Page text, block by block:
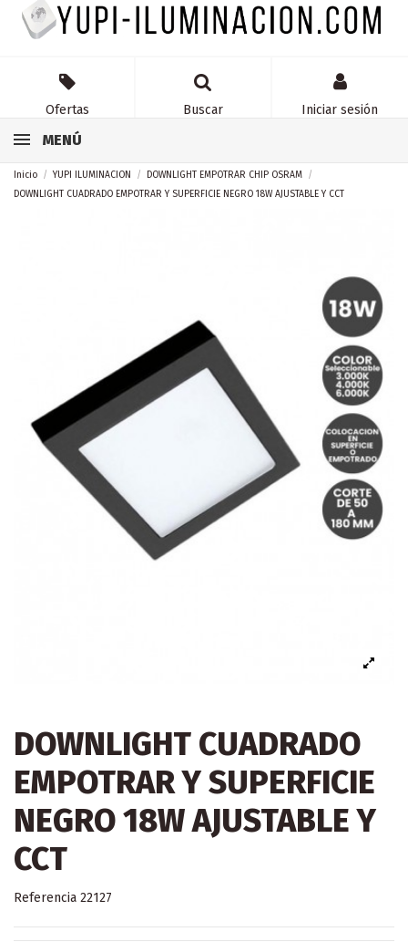
Ofertas Buscar Iniciar sesión
MENÚ
Inicio YUPI ILUMINACION
DOWNLIGHT EMPOTRAR CHIP OSRAM
DOWNLIGHT CUADRADO EMPOTRAR Y SUPERFICIE NEGRO 18W AJUSTABLE Y CCT
DOWNLIGHT CUADRADO
EMPOTRAR Y SUPERFICIE
NEGRO 18W AJUSTABLE Y
CCT
Referencia 22127